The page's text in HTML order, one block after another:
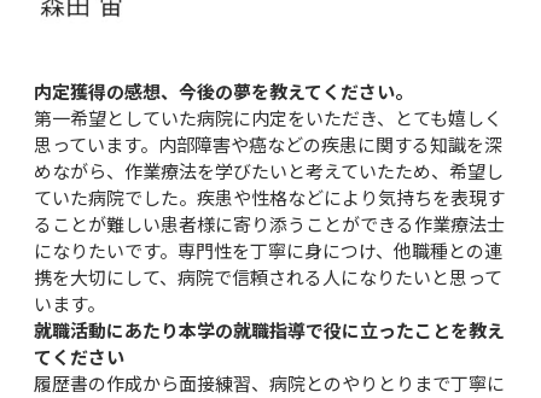
内定獲得の感想、今後の夢を教えてください。
第一希望としていた病院に内定をいただき、とても嬉しく
思っています。内部障害や癌などの疾患に関する知識を深
めながら、作業療法を学びたいと考えていたため、希望し
ていた病院でした。疾患や性格などにより気持ちを表現す
ることが難しい患者様に寄り添うことができる作業療法士
になりたいです。専門性を丁寧に身につけ、他職種との連
携を大切にして、病院で信頼される人になりたいと思って
います。
就職活動にあたり本学の就職指導で役に立ったことを教え
てください
履歴書の作成から面接練習、病院とのやりとりまで丁寧に